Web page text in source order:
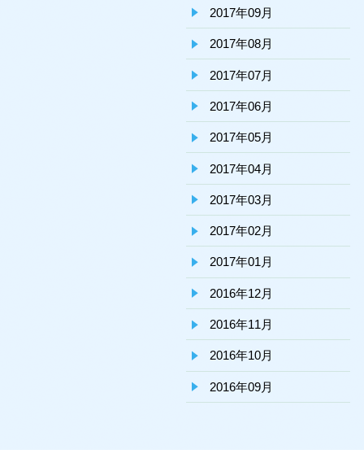
2017年09月
2017年08月
2017年07月
2017年06月
2017年05月
2017年04月
2017年03月
2017年02月
2017年01月
2016年12月
2016年11月
2016年10月
2016年09月